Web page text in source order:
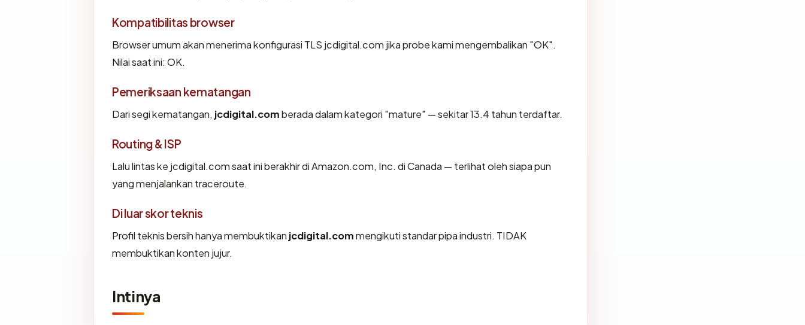
Kompatibilitas browser
Browser umum akan menerima konfigurasi TLS jcdigital.com jika probe kami mengembalikan "OK".
Nilai saat ini: OK.
Pemeriksaan kematangan
Dari segi kematangan, jcdigital.comberada dalam kategori "mature" — sekitar 13.4 tahun terdaftar.
Routing & ISP
Lalu lintas ke jcdigital.com saat ini berakhir di Amazon.com, Inc. di Canada — terlihat oleh siapa pun
yang menjalankan traceroute.
Di luar skor teknis
Profil teknis bersih hanya membuktikan jcdigital.commengikuti standar pipa industri. TIDAK
membuktikan konten jujur.
Intinya